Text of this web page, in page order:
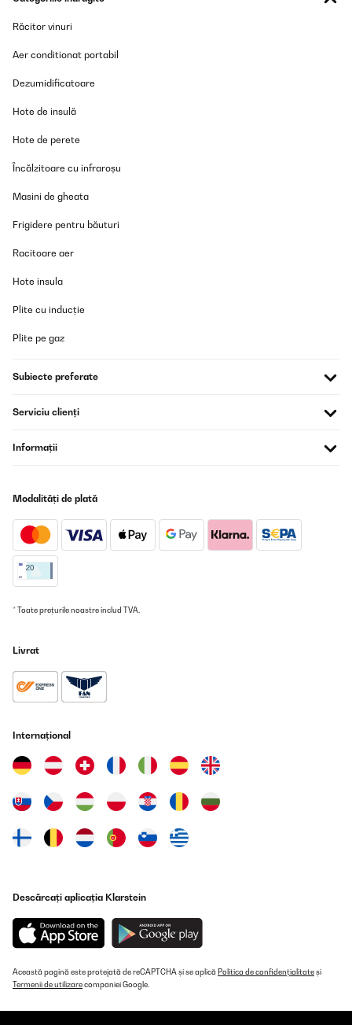
Răcitor vinuri
Aer conditionat portabil
Dezumidificatoare
Hote de insulă
Hote de perete
Încălzitoare cu infraroșu
Masini de gheata
Frigidere pentru băuturi
Racitoare aer
Hote insula
Plite cu inducție
Plite pe gaz
Subiecte preferate
Serviciu clienți
Informații
Modalități de plată
* Toate prețurile noastre includ TVA.
Livrat
Internațional
Descărcați aplicația Klarstein
Această pagină este protejată de reCAPTCHA și se aplică Politica de confidențialitateși
Termenii de utilizarecompaniei Google.